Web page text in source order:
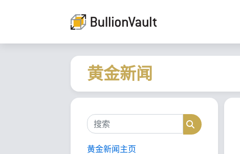
黄金新闻
搜索 搜索
黄金新闻主页